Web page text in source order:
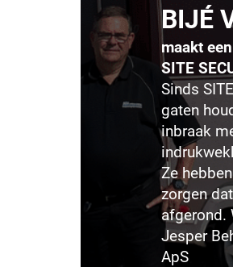
BIJÉ
maakt
SITE
Sinds
gaten
inbraak
Ze
zorgen
afgerond.
Jesper
ApS